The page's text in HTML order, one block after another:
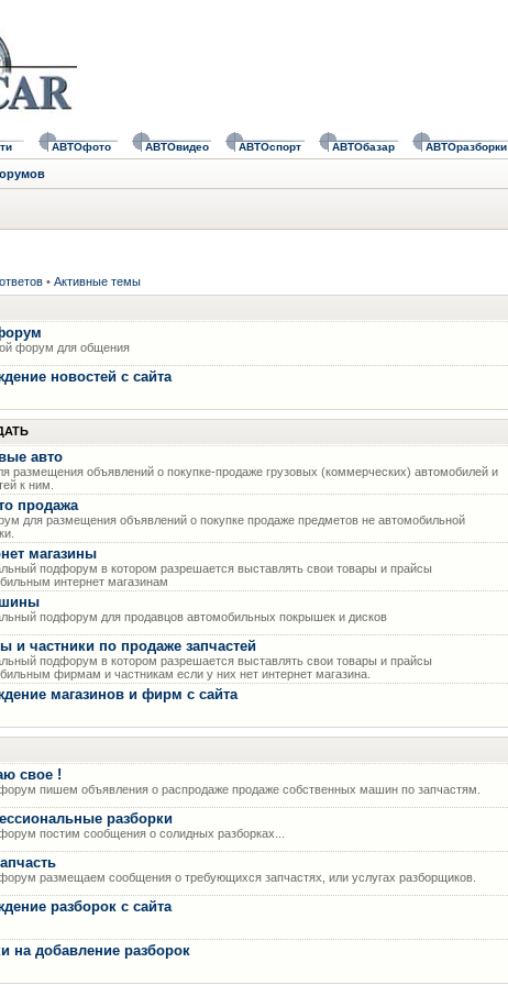
АВТОфото АВТОвидео АВТОспорт АВТОбазар АВТОразборки
• Активные темы
форум для общения
новостей с сайта
авто
размещения объявлений о покупке-продаже грузовых (коммерческих) автомобилей и
к ним.
продажа
для размещения объявлений о покупке продаже предметов не автомобильной
магазины
подфорум в котором разрешается выставлять свои товары и прайсы
интернет магазинам
подфорум для продавцов автомобильных покрышек и дисков
и частники по продаже запчастей
подфорум в котором разрешается выставлять свои товары и прайсы
фирмам и частникам если у них нет интернет магазина.
магазинов и фирм с сайта
свое !
пишем объявления о распродаже продаже собственных машин по запчастям.
разборки
постим сообщения о солидных разборках...
размещаем сообщения о требующихся запчастях, или услугах разборщиков.
разборок с сайта
на добавление разборок